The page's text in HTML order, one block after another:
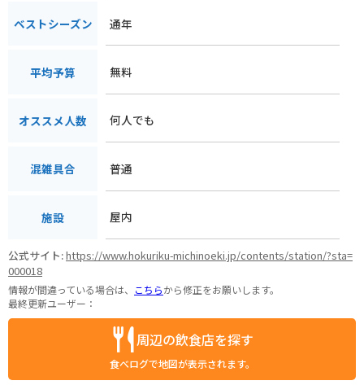
ベストシーズン 通年
平均予算 無料
オススメ人数 何人でも
混雑具合 普通
施設 屋内
公式サイト:https://www.hokuriku-michinoeki.jp/contents/station/?sta=
000018
情報が間違っている場合は、 こちらから修正をお願いします。
最終更新ユーザー：
周辺の飲食店を探す
食べログで地図が表示されます。